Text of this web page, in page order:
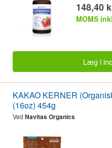
148,40
MOMS
Læg i
KAKAO KERNER
(16oz) 454g
Ved Navitas Organics